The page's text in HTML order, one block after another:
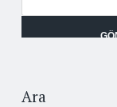
Ara